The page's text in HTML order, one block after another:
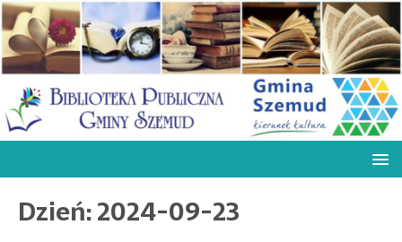
Dzień:2024-09-23